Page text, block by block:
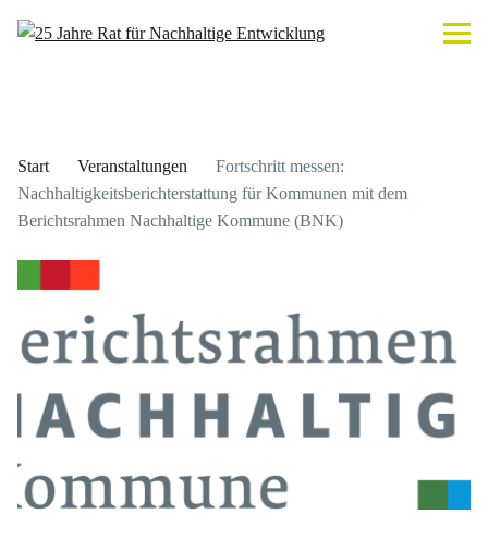
Start Veranstaltungen
Fortschritt messen:
Nachhaltigkeitsberichterstattung für Kommunen mit dem
Berichtsrahmen Nachhaltige Kommune (BNK)